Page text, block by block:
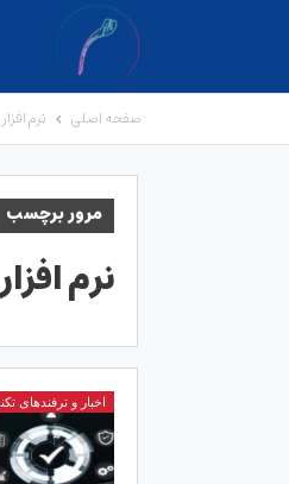
صفحه اصلی نرم
مرور برچسب
نرم
اخبار و ترفندهای